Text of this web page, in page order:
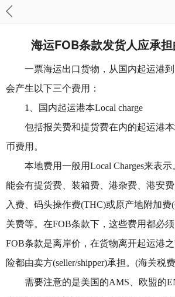
海运FOB条款发货人应承
一票海运出口货物，从国内起运港到
会产生以下三个费用：
1、国内起运港本Local charge
包括报关费和提货费在内的起运港本
币费用。
本地费用一般用Local Charges来表示
能会有提货费、装箱费、港杂费、港安
入费、码头操作费(THC)或原产地附加费
关费等。在FOB条款下，这些费用都必
FOB条款是离岸价，在货物离开起运港
险都由卖方(seller/shipper)承担。(海关税
需要注意的是美国的AMS、欧盟的